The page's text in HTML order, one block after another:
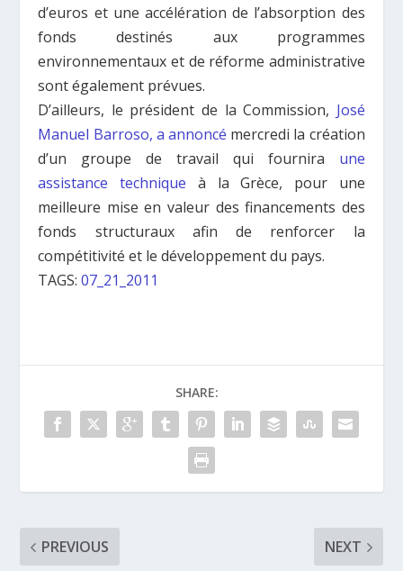
d’euros et une accélération de l’absorption des
fonds destinés aux programmes
environnementaux et de réforme administrative
sont également prévues.
D’ailleurs, le président de la Commission, José
Manuel Barroso, a annoncé mercredi la création
d’un groupe de travail qui fournira une
assistance technique à la Grèce, pour une
meilleure mise en valeur des financements des
fonds structuraux afin de renforcer la
compétitivité et le développement du pays.
TAGS:07_21_2011
SHARE:
PREVIOUS NEXT